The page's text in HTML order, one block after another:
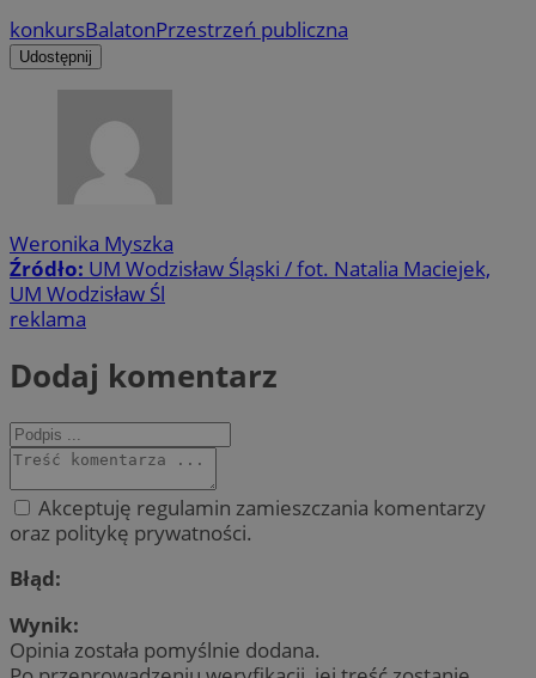
konkursBalatonPrzestrzeń publiczna
Udostępnij
Weronika Myszka
Źródło: UM Wodzisław Śląski / fot. Natalia Maciejek,
UM Wodzisław Śl
reklama
Dodaj komentarz
Akceptuję regulamin zamieszczania komentarzy
oraz politykę prywatności.
Błąd:
Wynik:
Opinia została pomyślnie dodana.